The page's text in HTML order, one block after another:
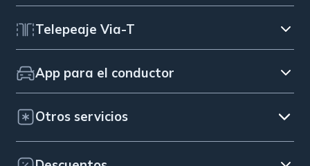
Telepeaje Via-T
App para el conductor
Otros servicios